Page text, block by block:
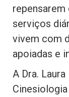
serviços
vivem com
apoiadas e
A Dra.